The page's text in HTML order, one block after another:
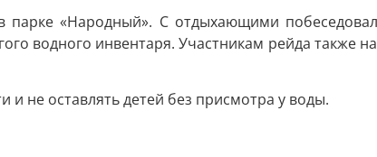
парке «Народный». С отдыхающими
водного инвентаря. Участникам рейда
не оставлять детей без присмотра у воды.